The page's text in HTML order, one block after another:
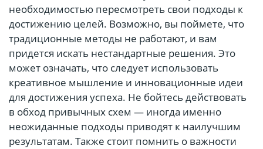
необходимостью пересмотреть свои подходы к
достижению целей. Возможно, вы поймете, что
традиционные методы не работают, и вам
придется искать нестандартные решения. Это
может означать, что следует использовать
креативное мышление и инновационные идеи
для достижения успеха. Не бойтесь действовать
в обход привычных схем — иногда именно
неожиданные подходы приводят к наилучшим
результатам. Также стоит помнить о важности